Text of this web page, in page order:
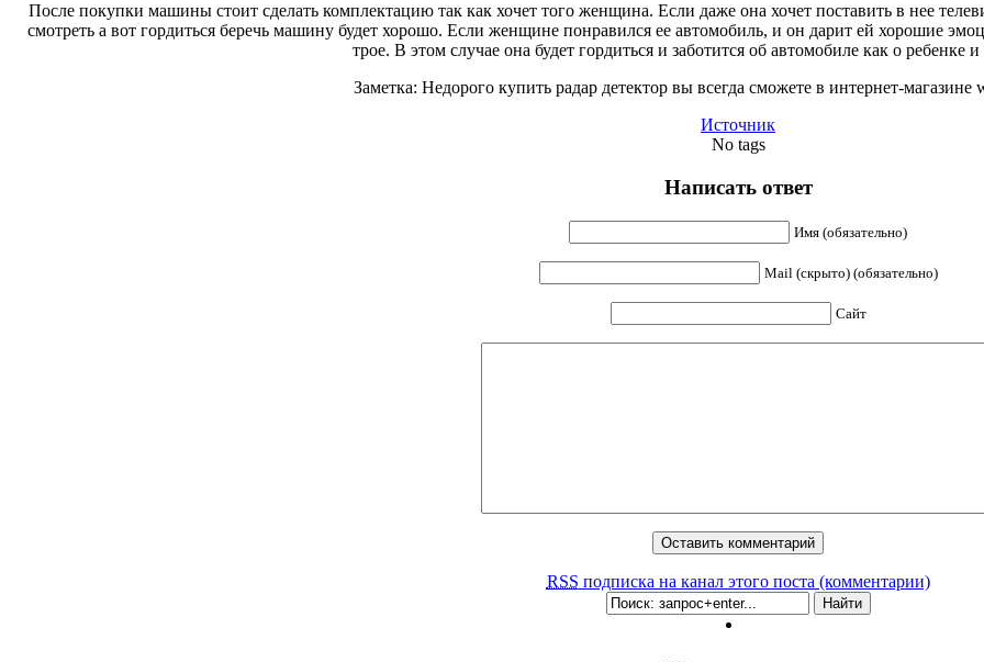
После покупки машины стоит сделать комплектацию так как хочет того женщина. Если даже она хочет поставить в нее
смотреть а вот гордиться беречь машину будет хорошо. Если женщине понравился ее автомобиль, и он дарит ей хорошие
трое. В этом случае она будет гордиться и заботится об автомобиле как о ребенке
Заметка: Недорого купить радар детектор вы всегда сможете в интернет-магазине
Источник
No tags
Написать ответ
Имя (обязательно)
Mail (скрыто) (обязательно)
Сайт
RSS подписка на канал этого поста (комментарии)